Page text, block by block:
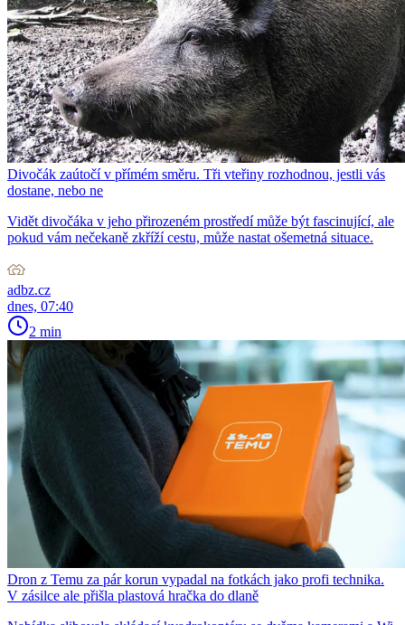
Divočák zaútočí v přímém směru. Tři vteřiny rozhodnou, jestli vás
dostane, nebo ne
Vidět divočáka v jeho přirozeném prostředí může být fascinující, ale
pokud vám nečekaně zkříží cestu, může nastat ošemetná situace.
adbz.cz
dnes, 07:40
2 min
Dron z Temu za pár korun vypadal na fotkách jako profi technika.
V zásilce ale přišla plastová hračka do dlaně